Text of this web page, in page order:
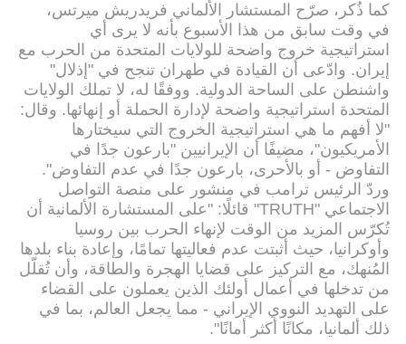
كما ذُكر، صرّح المستشار الألماني فريدريش ميرتس،
في وقت سابق من هذا الأسبوع بأنه لا يرى أي
استراتيجية خروج واضحة للولايات المتحدة من الحرب مع
إيران. وادّعى أن القيادة في طهران تنجح في "إذلال"
واشنطن على الساحة الدولية. ووفقًا له، لا تملك الولايات
المتحدة استراتيجية واضحة لإدارة الحملة أو إنهائها. وقال:
"لا أفهم ما هي استراتيجية الخروج التي سيختارها
الأمريكيون"، مضيفًا أن الإيرانيين "بارعون جدًا في
التفاوض - أو بالأحرى، بارعون جدًا في عدم التفاوض".
وردّ الرئيس ترامب في منشور على منصة التواصل
الاجتماعي "TRUTH" قائلًا: "على المستشارة الألمانية أن
تُكرّس المزيد من الوقت لإنهاء الحرب بين روسيا
وأوكرانيا، حيث أثبتت عدم فعاليتها تمامًا، وإعادة بناء بلدها
المُنهك، مع التركيز على قضايا الهجرة والطاقة، وأن تُقلّل
من تدخلها في أعمال أولئك الذين يعملون على القضاء
على التهديد النووي الإيراني - مما يجعل العالم، بما في
ذلك ألمانيا، مكانًا أكثر أمانًا".